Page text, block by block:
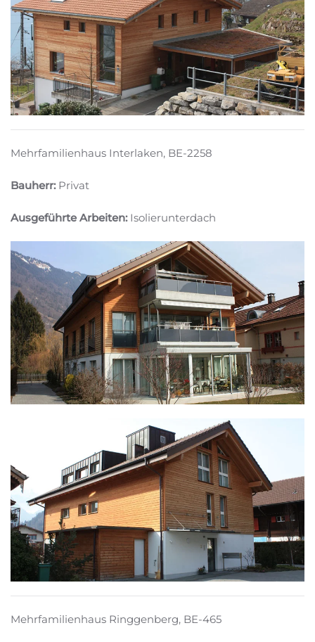
Mehrfamilienhaus Interlaken, BE-2258
Bauherr: Privat
Ausgeführte Arbeiten: Isolierunterdach
Mehrfamilienhaus Ringgenberg, BE-465